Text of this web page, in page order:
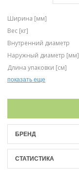
Ширина [мм]
Вес [кг]
Внутренний диаметр
Наружный диаметр [мм]
Длина упаковки [см]
Ширина упаковки [см]
показать еще
БРЕНД
СТАТИСТИКА